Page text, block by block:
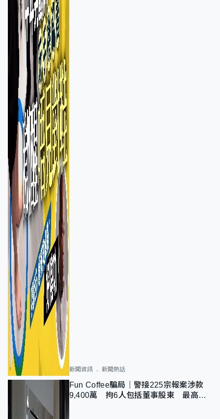
新聞資訊 新聞熱話
Fun Coffee騙局｜警接225宗報案涉款
9,400萬 拘6人包括董事股東 最高金